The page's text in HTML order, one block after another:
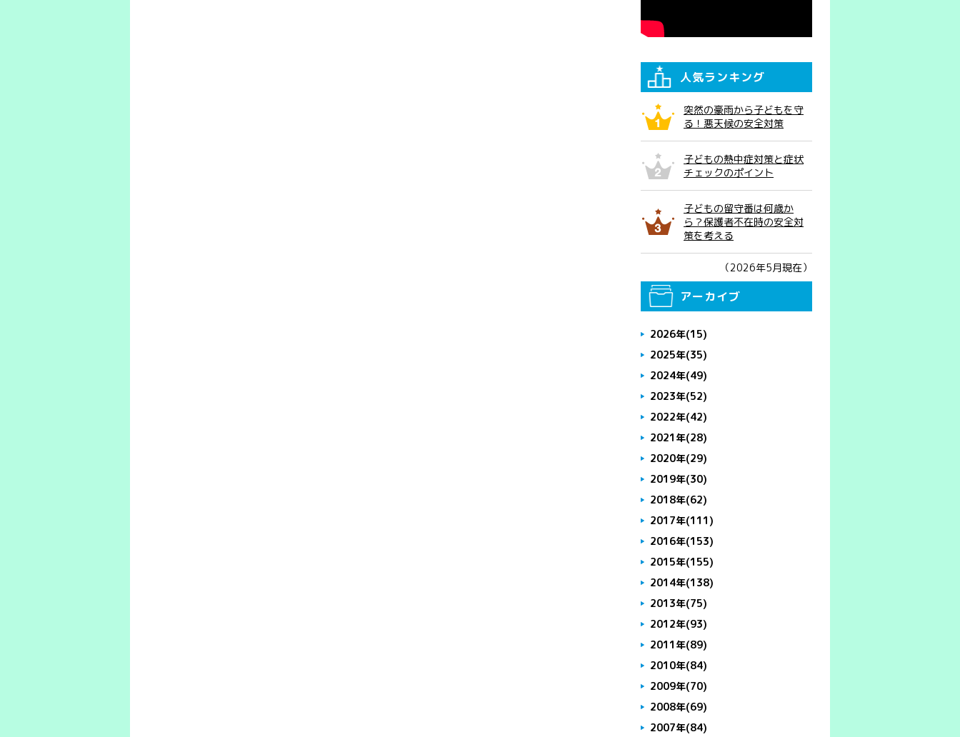
人気ランキング
突然の豪雨から子どもを守
る！悪天候の安全対策
子どもの熱中症対策と症状
チェックのポイント
子どもの留守番は何歳か
ら？保護者不在時の安全対
策を考える
（2026年5月現在）
アーカイブ
2026年(15)
2025年(35)
2024年(49)
2023年(52)
2022年(42)
2021年(28)
2020年(29)
2019年(30)
2018年(62)
2017年(111)
2016年(153)
2015年(155)
2014年(138)
2013年(75)
2012年(93)
2011年(89)
2010年(84)
2009年(70)
2008年(69)
2007年(84)